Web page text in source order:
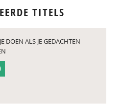
TITELS
DOEN ALS JE GEDACHTEN